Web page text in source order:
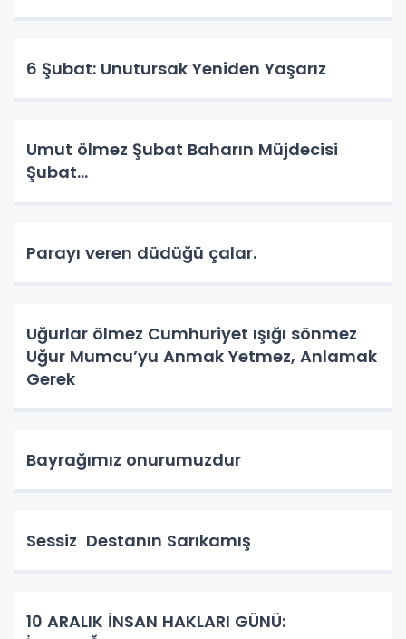
6 Şubat: Unutursak Yeniden Yaşarız
Umut ölmez Şubat Baharın Müjdecisi
Şubat…
Parayı veren düdüğü çalar.
Uğurlar ölmez Cumhuriyet ışığı sönmez
Uğur Mumcu’yu Anmak Yetmez, Anlamak
Gerek
Bayrağımız onurumuzdur
Sessiz Destanın Sarıkamış
10 ARALIK İNSAN HAKLARI GÜNÜ: